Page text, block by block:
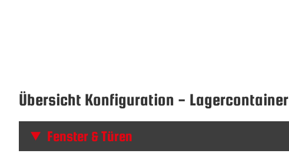
Übersicht Konfiguration - Lagercontainer
Fenster & Türen